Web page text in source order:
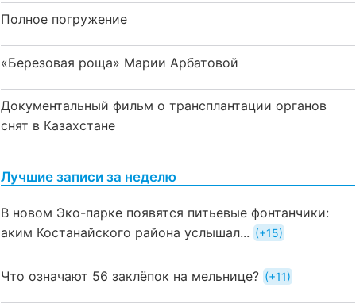
Полное погружение
«Березовая роща» Марии Арбатовой
Документальный фильм о трансплантации органов
снят в Казахстане
Лучшие записи за неделю
В новом Эко-парке появятся питьевые фонтанчики:
аким Костанайского района услышал...
+15
Что означают 56 заклёпок на мельнице? +11